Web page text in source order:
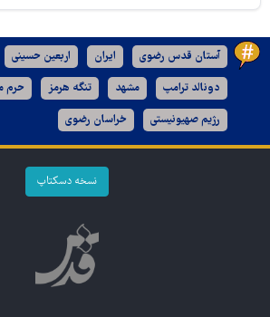
آستان قدس رضوی ایران اربعین حسینی
دونالد ترامپ مشهد تنگه هرمز حرم
رژیم صهیونیستی خراسان رضوی
نسخه دسکتاپ